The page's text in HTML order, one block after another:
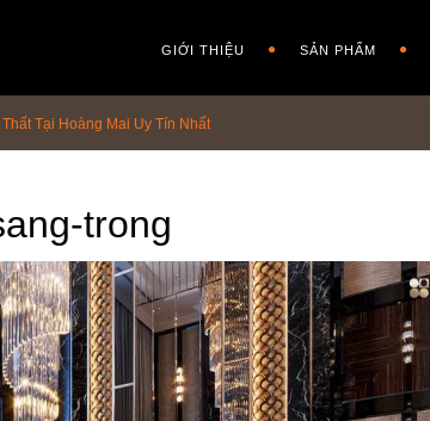
GIỚI THIỆU SẢN PHẨM
Tại Hoàng Mai Uy Tín Nhất
trong